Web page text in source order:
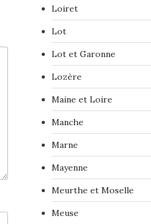
Loiret
Lot
Lot et Garonne
Lozère
Maine et Loire
Manche
Marne
Mayenne
Meurthe et Moselle
Meuse